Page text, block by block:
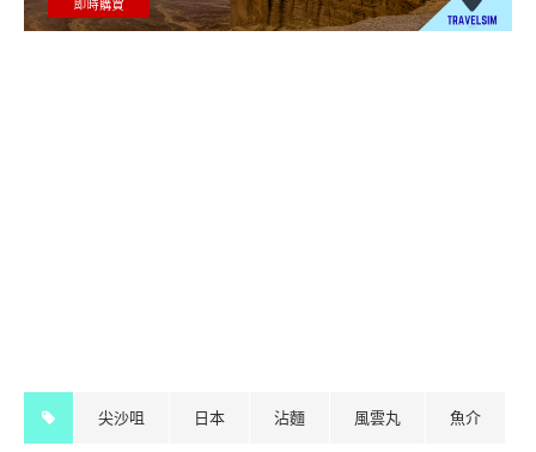
尖沙咀 日本 沾麵 風雲丸 魚介